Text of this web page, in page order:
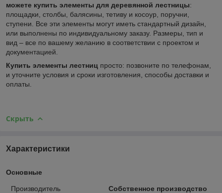
можете купить элементы для деревянной лестницы:
площадки, столбы, балясины, тетиву и косоур, поручни,
ступени. Все эти элементы могут иметь стандартный дизайн,
или выполнены по индивидуальному заказу. Размеры, тип и
вид – все по вашему желанию в соответствии с проектом и
документацией.
Купить элементы лестниц просто: позвоните по телефонам,
и уточните условия и сроки изготовления, способы доставки и
оплаты.
Скрыть
Характеристики
Основные
Производитель
Собственное производство